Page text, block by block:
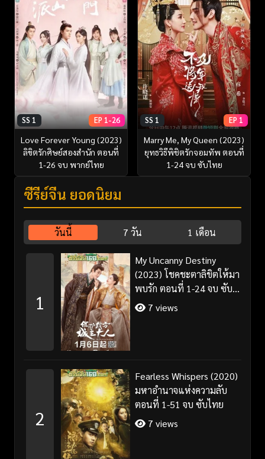
SS 1 EP 1-26
Love Forever Young (2023)
ลิขิตรักศิษย์สองสำนัก ตอนที่
1-26 จบ พากย์ไทย
SS 1 EP 1
Marry Me, My Queen (2023)
ยุทธวิธีพิชิตรักจอมทัพ ตอนที่
1-24 จบ ซับไทย
ซีรี่ย์จีน ยอดนิยม
วันนี้ 7 วัน 1 เดือน
1
My Uncanny Destiny
(2023) โชคชะตาลิขิตให้มา
พบรัก ตอนที่ 1-24 จบ ซับ
ไทย/พากย์ไทย
7 views
2
Fearless Whispers (2020)
มหาอำนาจแห่งความลับ
ตอนที่ 1-51 จบ ซับไทย
7 views